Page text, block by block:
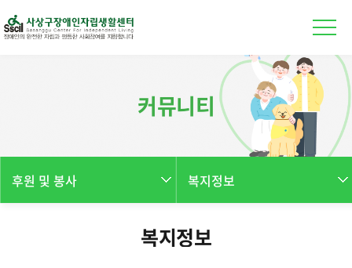
커뮤니티
후원 및 봉사 복지정보
복지정보